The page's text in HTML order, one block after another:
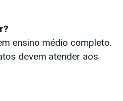
ensino médio completo.
devem atender aos